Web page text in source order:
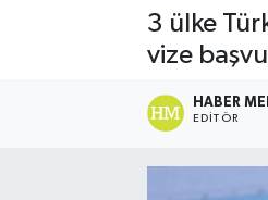
3 ülke
vize
HABER
EDITÖR
Son Dakika Haberleri